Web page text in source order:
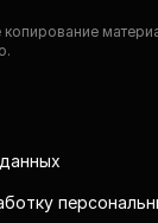
копирование